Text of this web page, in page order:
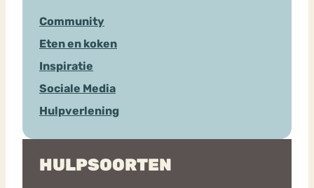
Community
Eten en koken
Inspiratie
Sociale Media
Hulpverlening
HULPSOORTEN